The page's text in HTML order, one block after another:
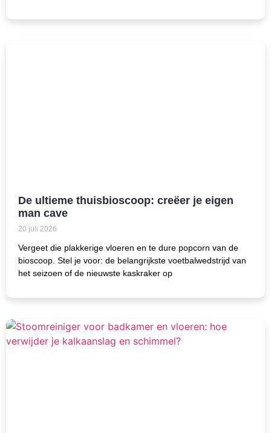
De ultieme thuisbioscoop: creëer je eigen
man cave
20 juli 2026
Vergeet die plakkerige vloeren en te dure popcorn van de
bioscoop. Stel je voor: de belangrijkste voetbalwedstrijd van
het seizoen of de nieuwste kaskraker op